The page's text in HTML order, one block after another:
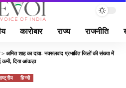
कारोबार राज्य राजनीति
> अमित शाह का दावा- नक्सलवाद प्रभावित जिलों की संख्या में
दिया आंकड़ा
हिन्दी